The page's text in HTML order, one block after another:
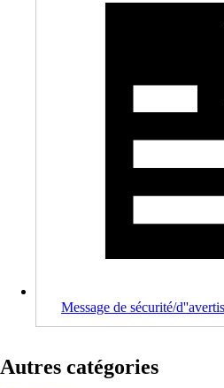
Message de sécurité/
Autres catégories